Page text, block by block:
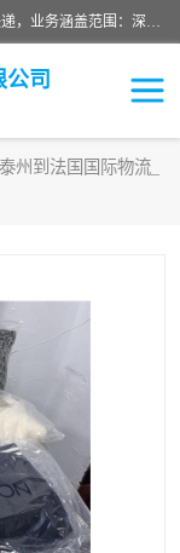
深圳市鑫飞速国际物流有限公司是一家从事深圳国际快递，业务涵盖范围：深圳DHL国际快递、深圳国际快递公司、深圳国际物流公司、深圳国际快递、深圳DHL国际快递电话可拨打全国服务热线：15019287411。欢迎各位亲来人来电到我司洽谈合作。
司
州到法国国际物流_
快递公司
快递电话
快递